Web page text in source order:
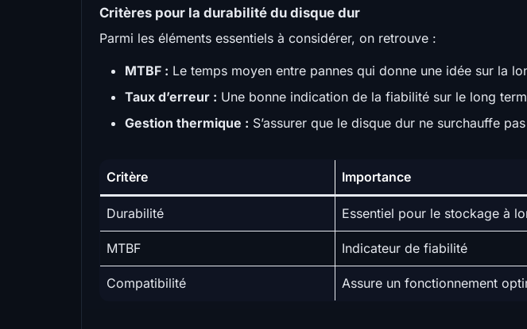
Critères pour la durabilité du disque dur
Parmi les éléments essentiels à considérer, on retrouve :
MTBF : Le temps moyen entre pannes qui donne une idée sur la
Taux d’erreur : Une bonne indication de la fiabilité sur le long
Gestion thermique : S’assurer que le disque dur ne surchauffe
Critère Importance
Durabilité Essentiel pour le stockage à
MTBF Indicateur de fiabilité
Compatibilité Assure un fonctionnement